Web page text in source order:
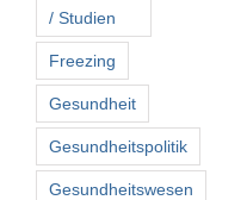
/ Studien
Freezing
Gesundheit
Gesundheitspolitik
Gesundheitswesen